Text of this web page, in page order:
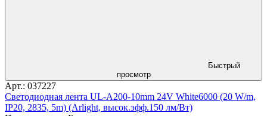
Быстрый
просмотр
Арт.: 037227
Светодиодная лента UL-A200-10mm 24V White6000 (20 W/m,
IP20, 2835, 5m) (Arlight, высок.эфф.150 лм/Вт)